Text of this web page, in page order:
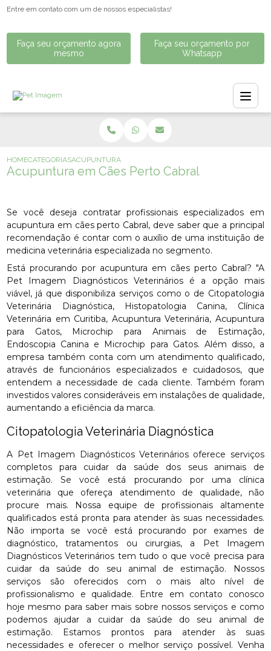
Entre em contato com um de nossos especialistas!
Faça seu orçamento agora
mesmo
Faça seu orçamento por
Whatsapp
HOMECATEGORIASACUPUNTURA EM CÃES PERTO CABRAL
Acupuntura em Cães Perto Cabral
Se você deseja contratar profissionais especializados em
acupuntura em cães perto Cabral, deve saber que a principal
recomendação é contar com o auxílio de uma instituição de
medicina veterinária especializada no segmento.
Está procurando por acupuntura em cães perto Cabral? "A
Pet Imagem Diagnósticos Veterinários é a opção mais
viável, já que disponibiliza serviços como o de Citopatologia
Veterinária Diagnóstica, Histopatologia Canina, Clínica
Veterinária em Curitiba, Acupuntura Veterinária, Acupuntura
para Gatos, Microchip para Animais de Estimação,
Endoscopia Canina e Microchip para Gatos. Além disso, a
empresa também conta com um atendimento qualificado,
através de funcionários especializados e cuidadosos, que
entendem a necessidade de cada cliente. Também foram
investidos valores consideráveis em instalações de qualidade,
aumentando a eficiência da marca.
Citopatologia Veterinária Diagnóstica
A Pet Imagem Diagnósticos Veterinários oferece serviços
completos para cuidar da saúde dos seus animais de
estimação. Se você está procurando por uma clínica
veterinária que ofereça atendimento de qualidade, não
procure mais. Nossa equipe de profissionais altamente
qualificados está pronta para atender às suas necessidades.
Não importa se você está procurando por exames de
diagnóstico, tratamentos ou cirurgias, a Pet Imagem
Diagnósticos Veterinários tem tudo o que você precisa para
cuidar da saúde do seu animal de estimação. Nossos
serviços são oferecidos com o mais alto nível de
profissionalismo e qualidade. Entre em contato conosco
hoje mesmo para saber mais sobre nossos serviços e como
podemos ajudar a cuidar da saúde do seu animal de
estimação. Estamos prontos para atender às suas
necessidades e oferecer o melhor serviço possível. Venha